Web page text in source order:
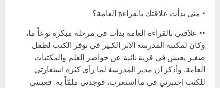
• متى بدأت علاقتك بالقراءة العامة؟
•• علاقتي بالقراءة العامة بدأت في مرحلة مبكرة نوعاً ما،
وكان لمكتبة المدرسة الأثر الكبير في توفر الكتب لطفل
صغير يعيش في قرية نائية عن حواضر العلم والمكتبات
العامة. وأذكر أن مدير المدرسة لما رأى كثرة استعارتي
للكتب اختبرني في ما استعرت، فوجدني ملمّاً به، فعينني